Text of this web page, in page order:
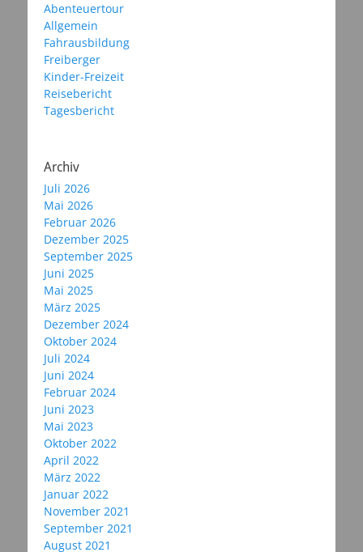
Abenteuertour
Allgemein
Fahrausbildung
Freiberger
Kinder-Freizeit
Reisebericht
Tagesbericht
Archiv
Juli 2026
Mai 2026
Februar 2026
Dezember 2025
September 2025
Juni 2025
Mai 2025
März 2025
Dezember 2024
Oktober 2024
Juli 2024
Juni 2024
Februar 2024
Juni 2023
Mai 2023
Oktober 2022
April 2022
März 2022
Januar 2022
November 2021
September 2021
August 2021